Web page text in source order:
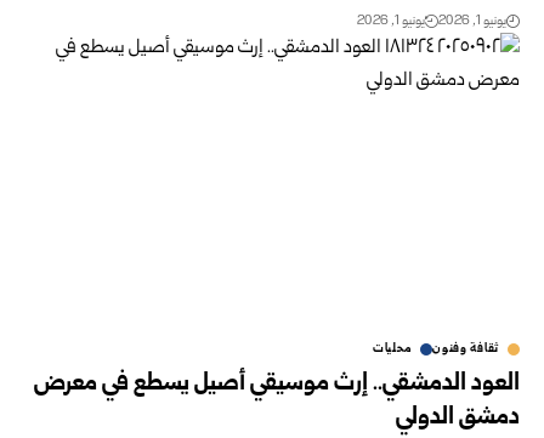
يونيو 1, 2026 يونيو 1, 2026
ثقافة وفنون محليات
العود الدمشقي.. إرث موسيقي أصيل يسطع في معرض
دمشق الدولي